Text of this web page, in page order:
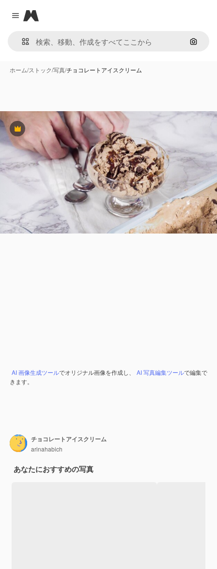
Close menu
Magnific
画像で
ホーム/ストック/写真/チョコレートアイスクリーム
Premium
AI 画像生成ツールでオリジナル画像を作成し、 AI 写真編集ツールで編集で
きます。
チョコレートアイスクリーム
arinahabich
あなたにおすすめの写真